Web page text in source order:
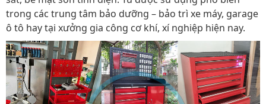
trong các trung tâm bảo dưỡng – bảo trì xe máy, garage
ô tô hay tại xưởng gia công cơ khí, xí nghiệp hiện nay.